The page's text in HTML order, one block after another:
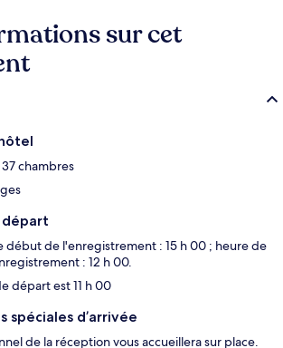
sur cet
chambres
début de l'enregistrement : 15 h 00 ; heure de
: 12 h 00.
départ est 11 h 00
spéciales d’arrivée
de la réception vous accueillera sur place.